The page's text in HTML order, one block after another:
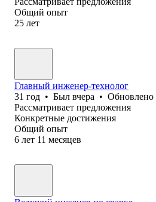
Общий опыт
25 лет
Главный инженер-технолог
31 год • Был вчера • Обновлено
Рассматривает предложения
Конкретные достижения
Общий опыт
6 лет 11 месяцев